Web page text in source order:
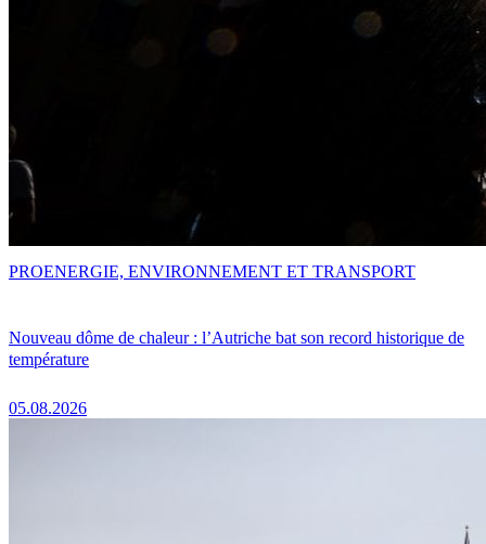
Nouveau dôme de chaleur : l’Autriche bat son record historique de
température
05.08.2026
PROENERGIE, ENVIRONNEMENT ET TRANSPORT